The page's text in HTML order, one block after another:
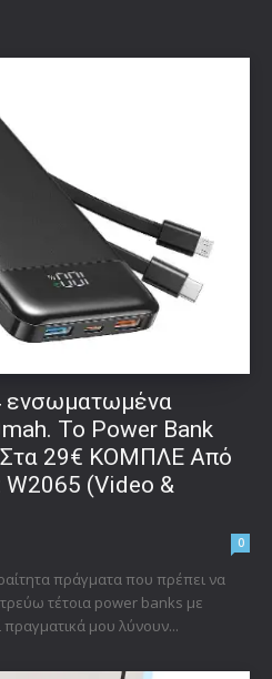
ενσωματωμένα
Το Power Bank
Στα 29€ ΚΟΜΠΛΕ Από
(Video &
0
πράγματα που πρέπει να
τέτοια power banks με
μου λύνουν...